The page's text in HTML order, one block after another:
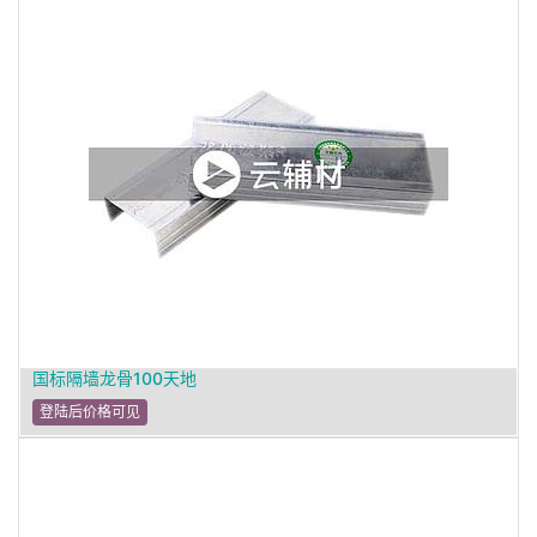
国标隔墙龙骨100天地
登陆后价格可见